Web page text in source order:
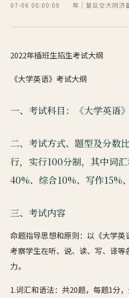
07-06 00:00:00
年｜复旦交大同济
2022年插班生招生考试大纲
《大学英语》考试大纲
一、考试科目：《大学英语
二、考试方式、题型及分数
行，实行100分制，其中词
40%、综合10%、写作15%
三、考试内容
命题指导思想和原则：以《大学
考察学生在听、说、读、写、译等
力。
1.词汇和语法：共20题，每题1分